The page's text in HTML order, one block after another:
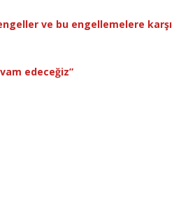
ve bu engellemelere karşı
edeceğiz”